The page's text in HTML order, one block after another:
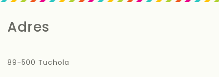
Adres
89-500 Tuchola